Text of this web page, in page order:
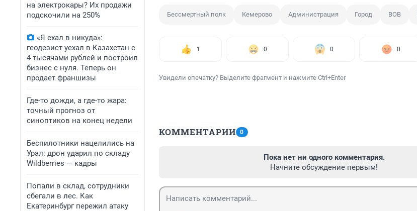
на электрокары? Их продажи
подскочили на 250%
«Я ехал в никуда»:
геодезист уехал в Казахстан с
4 тысячами рублей и построил
бизнес с нуля. Теперь он
продает франшизы
Где-то дожди, а где-то жара:
точный прогноз от
синоптиков на конец недели
Беспилотники нацелились на
Урал: дрон ударил по складу
Wildberries — кадры
Попали в склад, сотрудники
сбегали в лес. Как
Екатеринбург пережил атаку
Бессмертный полк Кемерово Администрация Город ВОВ
1 0 0 0
Увидели опечатку? Выделите фрагмент и нажмите Ctrl+Enter
КОММЕНТАРИИ 0
Пока нет ни одного комментария.
Начните обсуждение первым!